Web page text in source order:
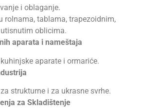
i oblaganje.
rolnama, tablama, trapezoidnim,
oblicima.
aparata i nameštaja
aparate i ormariće.
strukturne i za ukrasne svrhe.
za Skladištenje